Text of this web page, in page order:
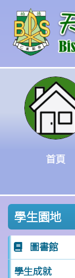
首頁
學生園地
圖書館
學生成就